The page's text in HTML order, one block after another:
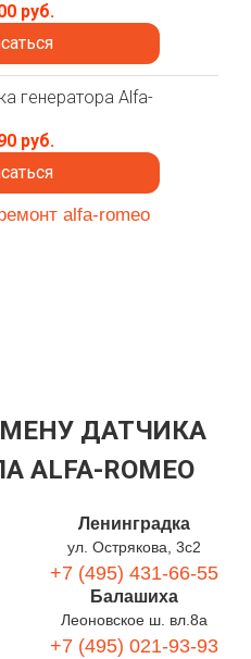
руб.
генератора Alfa-
руб.
alfa-romeo
ДАТЧИКА
ROMEO
Ленинградка
ул. Острякова, 3с2
+7 (495) 431-66-55
Балашиха
Леоновское ш. вл.8а
+7 (495) 021-93-93